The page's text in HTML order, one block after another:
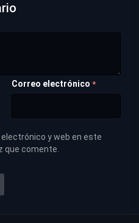
Correo electrónico *
y web en este
que comente.